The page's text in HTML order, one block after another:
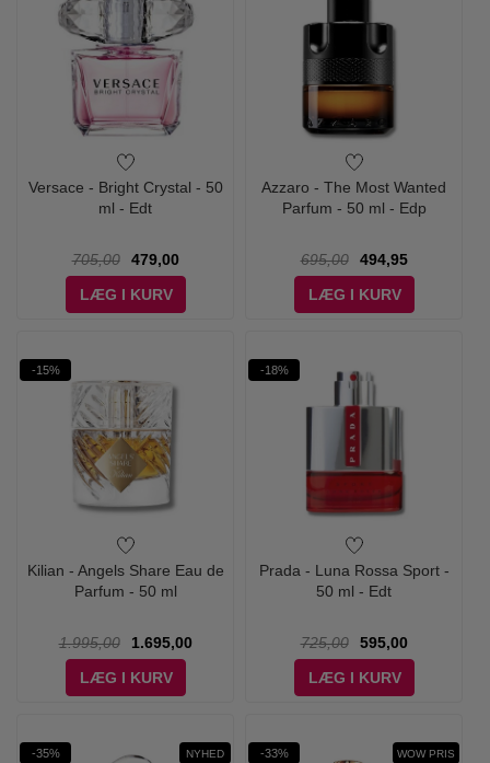
Versace - Bright Crystal - 50
ml - Edt
705,00
479,00
LÆG I KURV
Azzaro - The Most Wanted
Parfum - 50 ml - Edp
695,00
494,95
LÆG I KURV
-15%
Kilian - Angels Share Eau de
Parfum - 50 ml
1.995,00
1.695,00
LÆG I KURV
-18%
Prada - Luna Rossa Sport -
50 ml - Edt
725,00
595,00
LÆG I KURV
-35% NYHED -33% WOW PRIS